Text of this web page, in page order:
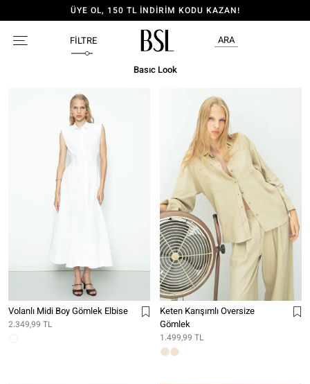
ÜYE OL, 150 TL İNDİRİM KODU KAZAN!
FILTRE ARA
Basıc Look
Volanlı Midi Boy Gömlek Elbise
2.349,99 TL
Keten Karışımlı Oversize
Gömlek
1.499,99 TL